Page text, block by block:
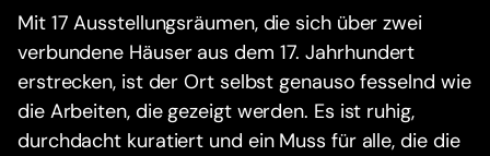
Mit 17 Ausstellungsräumen, die sich über zwei
verbundene Häuser aus dem 17. Jahrhundert
erstrecken, ist der Ort selbst genauso fesselnd wie
die Arbeiten, die gezeigt werden. Es ist ruhig,
durchdacht kuratiert und ein Muss für alle, die die